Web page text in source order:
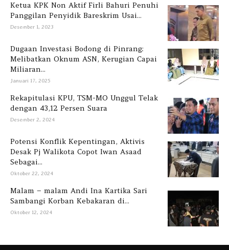
Ketua KPK Non Aktif Firli Bahuri Penuhi
Panggilan Penyidik Bareskrim Usai...
Desember 1, 2023
Dugaan Investasi Bodong di Pinrang:
Melibatkan Oknum ASN, Kerugian Capai
Miliaran...
Januari 17, 2025
Rekapitulasi KPU, TSM-MO Unggul Telak
dengan 43,12 Persen Suara
Desember 2, 2024
Potensi Konflik Kepentingan, Aktivis
Desak Pj Walikota Copot Iwan Asaad
Sebagai...
Oktober 22, 2024
Malam – malam Andi Ina Kartika Sari
Sambangi Korban Kebakaran di...
Oktober 12, 2024